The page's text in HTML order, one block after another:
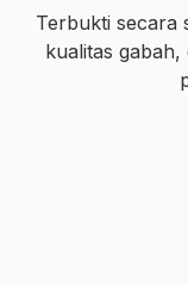
Terbukti secara
kualitas